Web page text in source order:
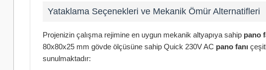
Yataklama Seçenekleri ve Mekanik Ömür Alternatifleri
Projenizin çalışma rejimine en uygun mekanik altyapıya sahip pano
80x80x25 mm gövde ölçüsüne sahip Quick 230V AC pano fanı
sunulmaktadır: